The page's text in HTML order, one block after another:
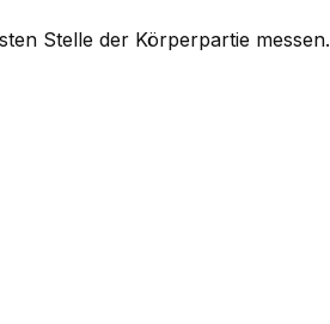
Stelle der Körperpartie messen.